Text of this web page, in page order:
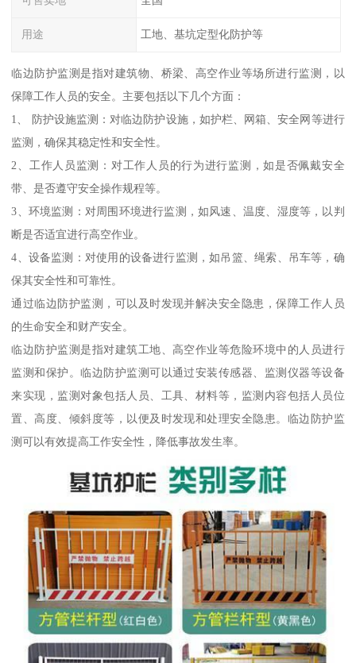
用途 工地、基坑定型化防护等
临边防护监测是指对建筑物、桥梁、高空作业等场所进行监测，以
保障工作人员的安全。主要包括以下几个方面：
1、 防护设施监测：对临边防护设施，如护栏、网箱、安全网等进行
监测，确保其稳定性和安全性。
2、工作人员监测：对工作人员的行为进行监测，如是否佩戴安全
带、是否遵守安全操作规程等。
3、环境监测：对周围环境进行监测，如风速、温度、湿度等，以判
断是否适宜进行高空作业。
4、设备监测：对使用的设备进行监测，如吊篮、绳索、吊车等，确
保其安全性和可靠性。
通过临边防护监测，可以及时发现并解决安全隐患，保障工作人员
的生命安全和财产安全。
临边防护监测是指对建筑工地、高空作业等危险环境中的人员进行
监测和保护。临边防护监测可以通过安装传感器、监测仪器等设备
来实现，监测对象包括人员、工具、材料等，监测内容包括人员位
置、高度、倾斜度等，以便及时发现和处理安全隐患。临边防护监
测可以有效提高工作安全性，降低事故发生率。